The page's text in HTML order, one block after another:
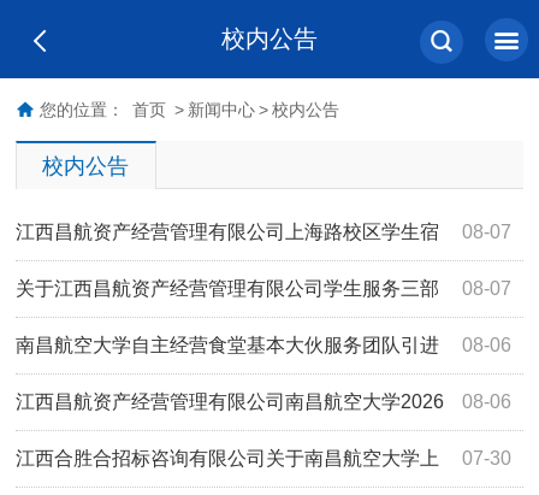
校内公告
您的位置： 首页 > 新闻中心 > 校内公告
校内公告
08-07
江西昌航资产经营管理有限公司上海路校区学生宿
舍空调采购安装项目（项目编号：JXMT20260710B-03）竞
争性磋商成交公告
08-07
关于江西昌航资产经营管理有限公司学生服务三部
外围108号便利店项目（项目编号：JXYL2026-J0436）竞
价采购公告
08-06
南昌航空大学自主经营食堂基本大伙服务团队引进
项目公开比选结果公告 08-06
江西昌航资产经营管理有限公司南昌航空大学2026
年上海路校区改造学生宿舍热水配套服务建设项目(项目编号
07-30
江西合胜合招标咨询有限公司关于南昌航空大学上